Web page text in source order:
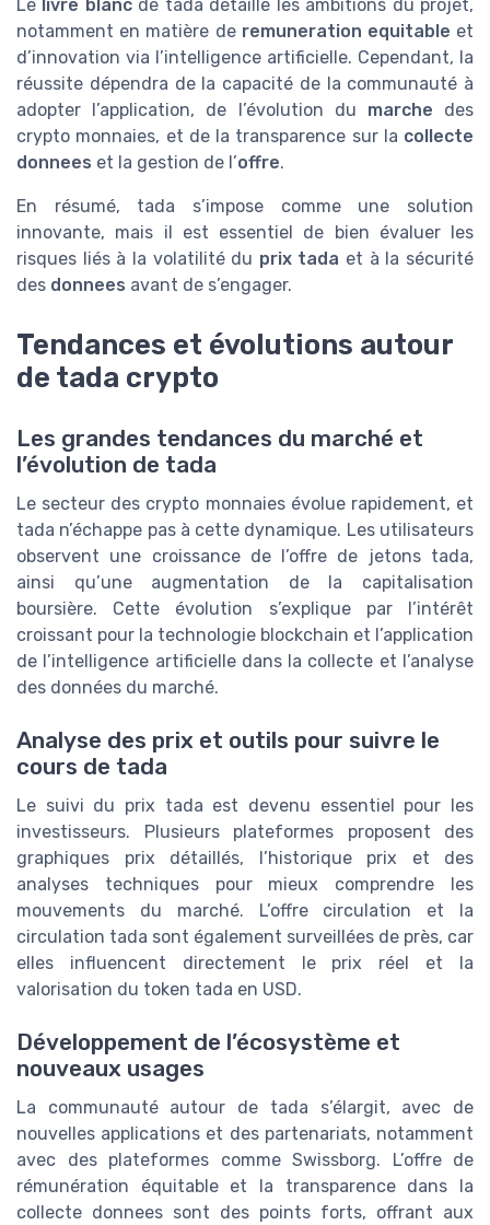
Le livre blancde tada détaille les ambitions du projet,
notamment en matière de remuneration equitable et
d’innovation via l’intelligence artificielle. Cependant, la
réussite dépendra de la capacité de la communauté à
adopter l’application, de l’évolution du marche des
crypto monnaies, et de la transparence sur la collecte
donnees et la gestion de l’offre.
En résumé, tada s’impose comme une solution
innovante, mais il est essentiel de bien évaluer les
risques liés à la volatilité du prix tada et à la sécurité
des donnees avant de s’engager.
Tendances et évolutions autour
de tada crypto
Les grandes tendances du marché et
l’évolution de tada
Le secteur des crypto monnaies évolue rapidement, et
tada n’échappe pas à cette dynamique. Les utilisateurs
observent une croissance de l’offre de jetons tada,
ainsi qu’une augmentation de la capitalisation
boursière. Cette évolution s’explique par l’intérêt
croissant pour la technologie blockchain et l’application
de l’intelligence artificielle dans la collecte et l’analyse
des données du marché.
Analyse des prix et outils pour suivre le
cours de tada
Le suivi du prix tada est devenu essentiel pour les
investisseurs. Plusieurs plateformes proposent des
graphiques prix détaillés, l’historique prix et des
analyses techniques pour mieux comprendre les
mouvements du marché. L’offre circulation et la
circulation tada sont également surveillées de près, car
elles influencent directement le prix réel et la
valorisation du token tada en USD.
Développement de l’écosystème et
nouveaux usages
La communauté autour de tada s’élargit, avec de
nouvelles applications et des partenariats, notamment
avec des plateformes comme Swissborg. L’offre de
rémunération équitable et la transparence dans la
collecte donnees sont des points forts, offrant aux